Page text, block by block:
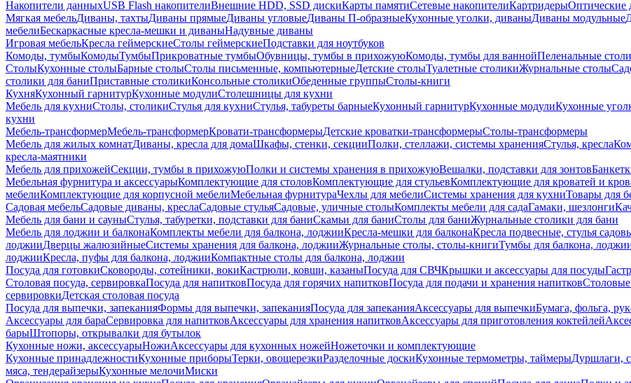
Накопители данныхUSB Flash накопителиВнешние HDD, SSD дискиКарты памятиСетевые накопителиКартридерыОптические
Мягкая мебельДиваны, тахтыДиваны прямыеДиваны угловыеДиваны П-образныеКухонные уголки, диваныДиваны модульные
мебелиБескаркасные кресла-мешки и диваныНадувные диваны
Игровая мебельКресла геймерскиеСтолы геймерскиеПодставки для ноутбуков
Комоды, тумбыКомодыТумбыПрикроватные тумбыОбувницы, тумбы в прихожуюКомоды, тумбы для ваннойПеленальные
СтолыКухонные столыБарные столыСтолы письменные, компьютерныеДетские столыТуалетные столикиЖурнальные столы
столики для баниПриставные столикиКонсольные столикиОбеденные группыСтолы-книги
КухняКухонный гарнитурКухонные модулиСтолешницы для кухни
Мебель для кухниСтолы, столикиСтулья для кухниСтулья, табуреты барныеКухонный гарнитурКухонные модулиКухонные
кухни
Мебель-трансформерМебель-трансформерКровати-трансформерыДетские кроватки-трансформерыСтолы-трансформеры
Мебель для жилых комнатДиваны, кресла для домаШкафы, стенки, секцииПолки, стеллажи, системы храненияСтулья, кресла
кресла-маятники
Мебель для прихожейСекции, тумбы в прихожуюПолки и системы хранения в прихожуюВешалки, подставки для зонтов
Мебельная фурнитура и аксессуарыКомплектующие для столовКомплектующие для стульевКомплектующие для кроватей и
мебелиКомплектующие для корпусной мебелиМебельная фурнитураЧехлы для мебелиСистемы хранения для кухниТовары для
Садовая мебельСадовые диваны, креслаСадовые стульяСадовые, уличные столыКомплекты мебели для садаГамаки, шезлонги
Мебель для бани и сауныСтулья, табуретки, подставки для баниСкамьи для баниСтолы для баниЖурнальные столики для бани
Мебель для лоджии и балконаКомплекты мебели для балкона, лоджииКресла-мешки для балконаКресла подвесные, стулья
лоджииДверцы жалюзийныеСистемы хранения для балкона, лоджииЖурнальные столы, столы-книгиТумбы для балкона,
лоджииКресла, пуфы для балкона, лоджииКомпактные столы для балкона, лоджии
Посуда для готовкиСковороды, сотейники, вокиКастрюли, ковши, казаныПосуда для СВЧКрышки и аксессуары для посуды
Столовая посуда, сервировкаПосуда для напитковПосуда для горячих напитковПосуда для подачи и хранения напитков
сервировкиДетская столовая посуда
Посуда для выпечки, запеканияФормы для выпечки, запеканияПосуда для запеканияАксессуары для выпечкиБумага, фольга,
Аксессуары для бараСервировка для напитковАксессуары для хранения напитковАксессуары для приготовления коктейлей
барыШтопоры, открывалки для бутылок
Кухонные ножи, аксессуарыНожиАксессуары для кухонных ножейНожеточки и комплектующие
Кухонные принадлежностиКухонные приборыТерки, овощерезкиРазделочные доскиКухонные термометры, таймерыДуршлаги,
мяса, тендерайзерыКухонные мелочиМиски